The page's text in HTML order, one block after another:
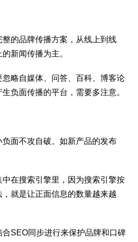
的品牌传播方案，从线上到线
新闻传播为主。
略自媒体、问答、百科、博客论
负面传播的平台，需要多注意。
面不攻自破。如新产品的发布
在搜索引擎里，因为搜索引擎按
就是让正面信息的数量越来越
SEO同步进行来保护品牌和口碑